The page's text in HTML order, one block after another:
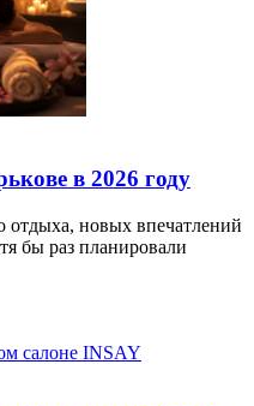
в 2026 году
отдыха, новых впечатлений
бы раз планировали